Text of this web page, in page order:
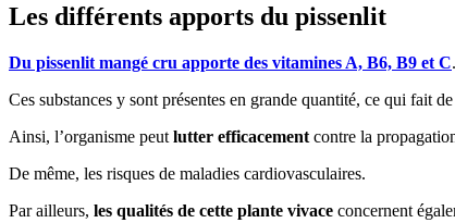
Les différents apports du pissenlit
Du pissenlit mangé cru apporte des vitamines A, B6, B9 et C.
Ces substances y sont présentes en grande quantité, ce qui fait de
Ainsi, l’organisme peut lutter efficacement contre la
De même, les risques de maladies cardiovasculaires.
Par ailleurs, les qualités de cette plante vivace concernent